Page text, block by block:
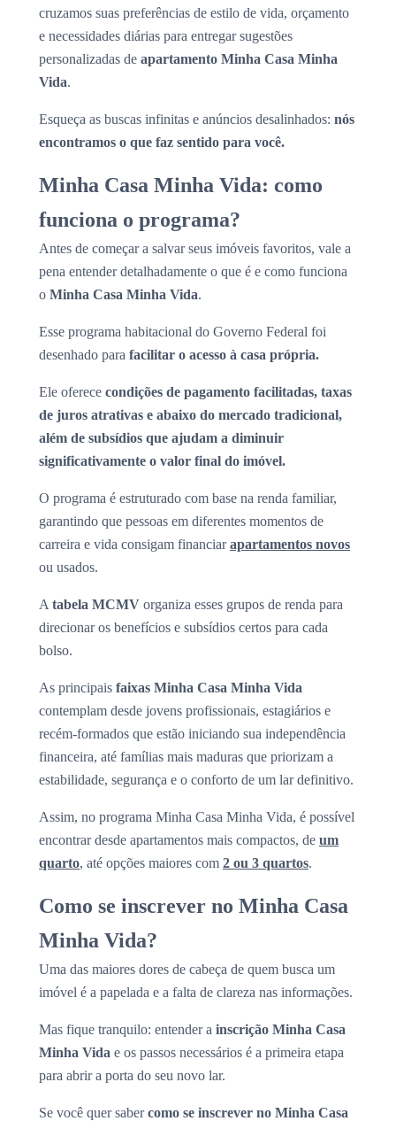
cruzamos suas preferências de estilo de vida, orçamento
e necessidades diárias para entregar sugestões
personalizadas de apartamento Minha Casa Minha
Vida.
Esqueça as buscas infinitas e anúncios desalinhados: nós
encontramos o que faz sentido para você.
Minha Casa Minha Vida: como
funciona o programa?
Antes de começar a salvar seus imóveis favoritos, vale a
pena entender detalhadamente o que é e como funciona
o Minha Casa Minha Vida.
Esse programa habitacional do Governo Federal foi
desenhado para facilitar o acesso à casa própria.
Ele oferece condições de pagamento facilitadas, taxas
de juros atrativas e abaixo do mercado tradicional,
além de subsídios que ajudam a diminuir
significativamente o valor final do imóvel.
O programa é estruturado com base na renda familiar,
garantindo que pessoas em diferentes momentos de
carreira e vida consigam financiarapartamentos novos
ou usados.
A tabela MCMV organiza esses grupos de renda para
direcionar os benefícios e subsídios certos para cada
bolso.
As principais faixas Minha Casa Minha Vida
contemplam desde jovens profissionais, estagiários e
recém-formados que estão iniciando sua independência
financeira, até famílias mais maduras que priorizam a
estabilidade, segurança e o conforto de um lar definitivo.
Assim, no programa Minha Casa Minha Vida, é possível
encontrar desde apartamentos mais compactos, de um
quarto, até opções maiores com 2 ou 3 quartos.
Como se inscrever no Minha Casa
Minha Vida?
Uma das maiores dores de cabeça de quem busca um
imóvel é a papelada e a falta de clareza nas informações.
Mas fique tranquilo: entender a inscrição Minha Casa
Minha Vida e os passos necessários é a primeira etapa
para abrir a porta do seu novo lar.
Se você quer sabercomo se inscrever no Minha Casa